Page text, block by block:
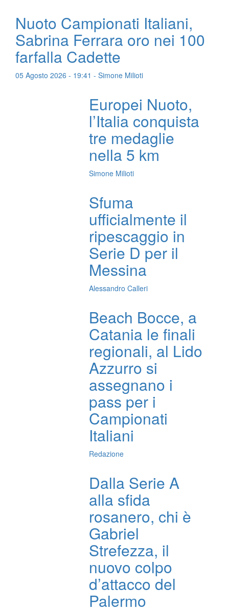
Nuoto Campionati Italiani,
Sabrina Ferrara oro nei 100
farfalla Cadette
05 Agosto 2026 - 19:41 - Simone Milioti
Europei Nuoto,
l’Italia conquista
tre medaglie
nella 5 km
Simone Milioti
Sfuma
ufficialmente il
ripescaggio in
Serie D per il
Messina
Alessandro Calleri
Beach Bocce, a
Catania le finali
regionali, al Lido
Azzurro si
assegnano i
pass per i
Campionati
Italiani
Redazione
Dalla Serie A
alla sfida
rosanero, chi è
Gabriel
Strefezza, il
nuovo colpo
d’attacco del
Palermo